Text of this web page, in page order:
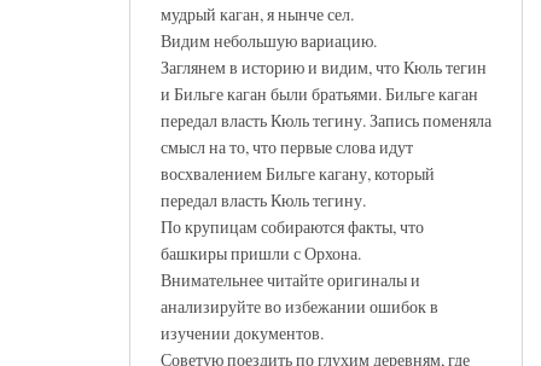
мудрый каган, я нынче сел.
Видим небольшую вариацию.
Заглянем в историю и видим, что Кюль тегин
и Бильге каган были братьями. Бильге каган
передал власть Кюль тегину. Запись поменяла
смысл на то, что первые слова идут
восхвалением Бильге кагану, который
передал власть Кюль тегину.
По крупицам собираются факты, что
башкиры пришли с Орхона.
Внимательнее читайте оригиналы и
анализируйте во избежании ошибок в
изучении документов.
Советую поездить по глухим деревням, где